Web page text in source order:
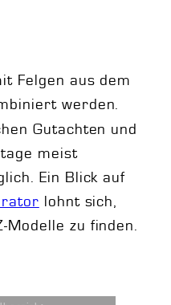
Felgen aus dem
werden.
Gutachten und
meist
Ein Blick auf
lohnt sich,
Modelle zu finden.